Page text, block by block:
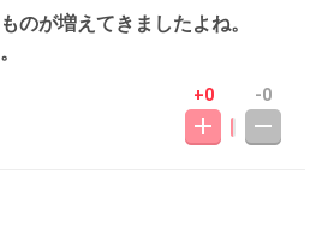
のが増えてきましたよね。
+0 -0